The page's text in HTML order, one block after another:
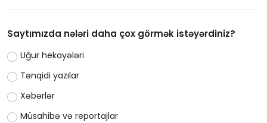
Saytımızda nələri daha çox görmək istəyərdiniz?
Uğur hekayələri
Tənqidi yazılar
Xəbərlər
Müsahibə və reportajlar